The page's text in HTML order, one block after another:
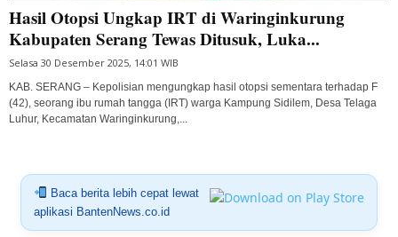
Hasil Otopsi Ungkap IRT di Waringinkurung
Kabupaten Serang Tewas Ditusuk, Luka...
Selasa 30 Desember 2025, 14:01 WIB
KAB. SERANG – Kepolisian mengungkap hasil otopsi sementara terhadap F
(42), seorang ibu rumah tangga (IRT) warga Kampung Sidilem, Desa Telaga
Luhur, Kecamatan Waringinkurung,...
Baca berita lebih cepat lewat
aplikasi BantenNews.co.id